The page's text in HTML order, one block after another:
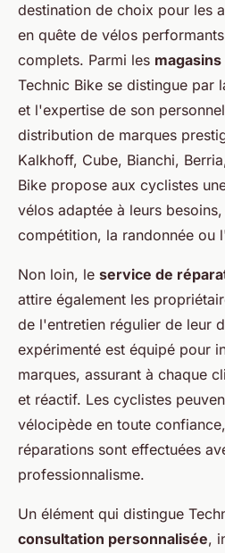
destination de choix pour les
en quête de vélos
complets. Parmi les
Technic Bike se distingue par
et l'expertise de son
distribution de marques
Kalkhoff, Cube, Bianchi,
Bike propose aux cyclistes
vélos adaptée à leurs
compétition, la randonnée ou
Non loin, le service de
attire également les
de l'entretien régulier de leur
expérimenté est équipé pour
marques, assurant à chaque
et réactif. Les cyclistes
vélocipède en toute
réparations sont effectuées
professionnalisme.
Un élément qui distingue
consultation personnalisée,